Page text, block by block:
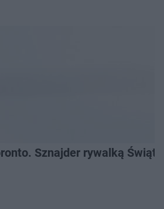
Sznajder rywalką